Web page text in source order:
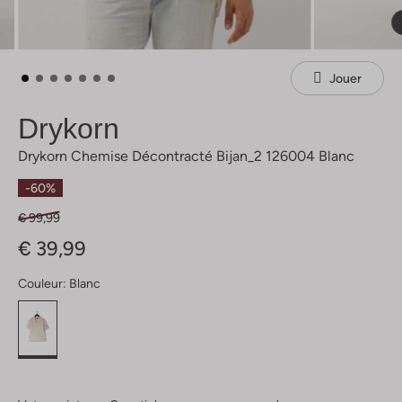
Jouer
Drykorn
Drykorn Chemise Décontracté Bijan_2 126004 Blanc
-60%
€ 99,99
€ 39,99
Couleur: Blanc